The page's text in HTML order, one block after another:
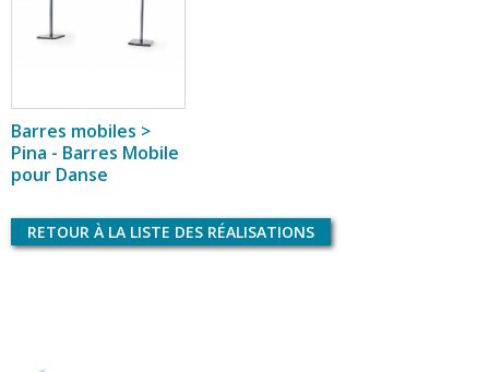
Barres mobiles >
Pina - Barres Mobile
pour Danse
RETOUR À LA LISTE DES RÉALISATIONS